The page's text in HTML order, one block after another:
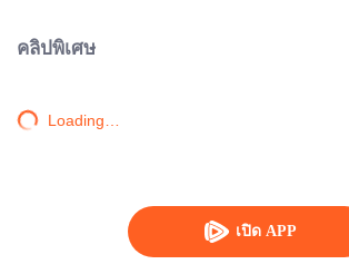
เปิด APP
คลิปพิเศษ
Loading…